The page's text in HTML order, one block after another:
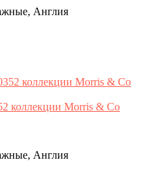
Англия
коллекции Morris & Co
Англия